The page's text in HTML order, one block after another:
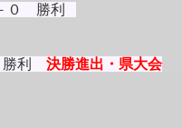
０ 勝利
勝利 決勝進出・ 県大会